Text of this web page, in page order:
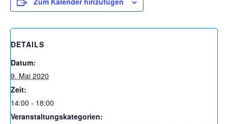
DETAILS
Datum:
9. Mai 2020
Zeit:
14:00 - 18:00
Veranstaltungskategorien: